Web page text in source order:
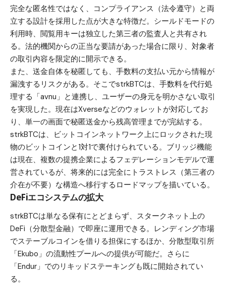
完全な匿名性ではなく、コンプライアンス（法令遵守）と両
立する設計を採用した点が大きな特徴だ。シールドモードの
利用時、閲覧用キーは独立した第三者の監査人と共有され
る。法的機関からの正当な要請があった場合に限り、対象者
の取引内容を限定的に開示できる。
また、送金自体を秘匿しても、手数料の支払い元から情報が
漏洩するリスクがある。そこでstrkBTCは、手数料を代行処
理する「avnu」と連携し、ユーザーの身元を明かさない取引
を実現した。現在はXverseなどのウォレットが対応してお
り、単一の画面で秘匿送金から残高管理までが完結する。
strkBTCは、ビットコインネットワーク上にロックされた現
物のビットコインと1対1で裏付けられている。ブリッジ機能
は現在、複数の提携企業によるフェデレーションモデルで運
営されているが、将来的には完全にトラストレス（第三者の
介在が不要）な構造へ移行するロードマップを描いている。
DeFiエコシステムの拡大
strkBTCは単なる保有にとどまらず、スタークネット上の
DeFi（分散型金融）で即座に運用できる。レンディング市場
でステーブルコインを借りる担保にするほか、分散型取引所
「Ekubo」の流動性プールへの提供が可能だ。さらに
「Endur」でのリキッドステーキングも既に開始されてい
る。